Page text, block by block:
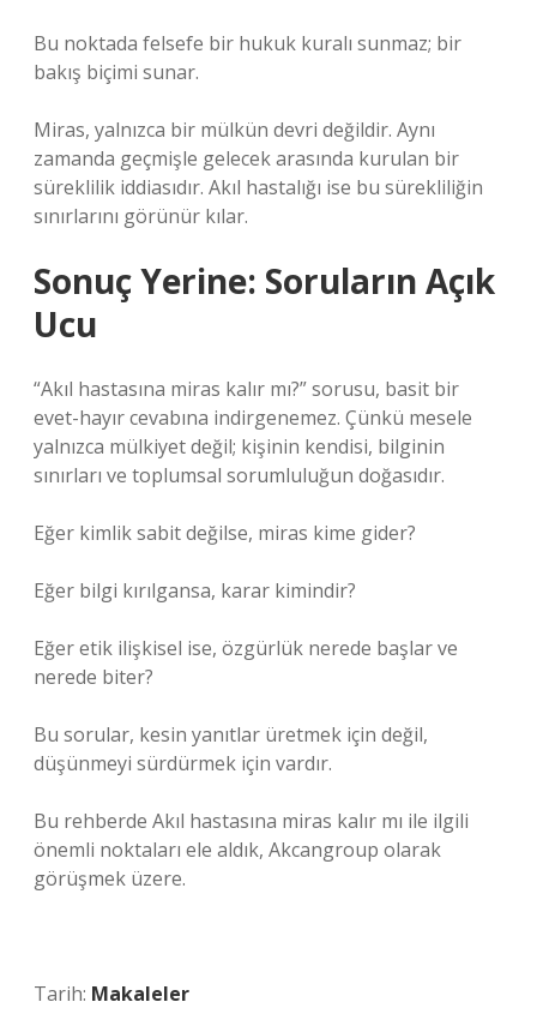
Bu noktada felsefe bir hukuk kuralı sunmaz; bir
bakış biçimi sunar.
Miras, yalnızca bir mülkün devri değildir. Aynı
zamanda geçmişle gelecek arasında kurulan bir
süreklilik iddiasıdır. Akıl hastalığı ise bu sürekliliğin
sınırlarını görünür kılar.
Sonuç Yerine: Soruların Açık
Ucu
“Akıl hastasına miras kalır mı?” sorusu, basit bir
evet-hayır cevabına indirgenemez. Çünkü mesele
yalnızca mülkiyet değil; kişinin kendisi, bilginin
sınırları ve toplumsal sorumluluğun doğasıdır.
Eğer kimlik sabit değilse, miras kime gider?
Eğer bilgi kırılgansa, karar kimindir?
Eğer etik ilişkisel ise, özgürlük nerede başlar ve
nerede biter?
Bu sorular, kesin yanıtlar üretmek için değil,
düşünmeyi sürdürmek için vardır.
Bu rehberde Akıl hastasına miras kalır mı ile ilgili
önemli noktaları ele aldık, Akcangroup olarak
görüşmek üzere.
Tarih: Makaleler